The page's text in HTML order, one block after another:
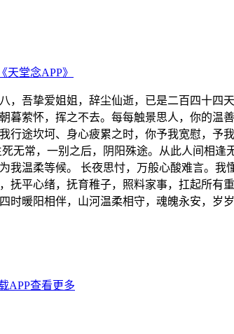
《天堂念APP》
，吾挚爱姐姐，辞尘仙逝，已是二百四十
暮萦怀，挥之不去。每每触景思人，你的
行途坎坷、身心疲累之时，你予我宽慰，
无常，一别之后，阴阳殊途。从此人间相
我温柔等候。 长夜思忖，万般心酸难言。
抚平心绪，抚育稚子，照料家事，扛起所
时暖阳相伴，山河温柔相守，魂魄永安，
APP查看更多